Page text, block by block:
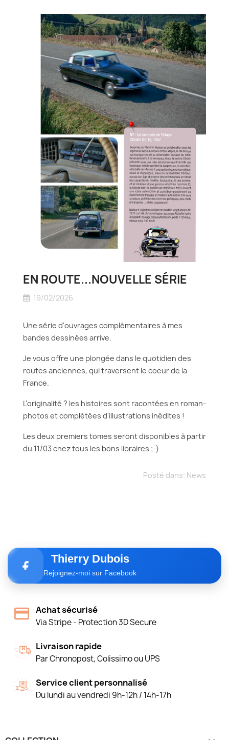
EN ROUTE...NOUVELLE SÉRIE
19/02/2026
Une série d'ouvrages complémentaires à mes
bandes dessinées arrive.
Je vous offre une plongée dans le quotidien des
routes anciennes, qui traversent le coeur de la
France.
L'originalité ? les histoires sont racontées en roman-
photos et complétées d'illustrations inédites !
Les deux premiers tomes seront disponibles à partir
du 11/03 chez tous les bons libraires ;-)
Posté dans: News
Thierry Dubois
Rejoignez-moi sur Facebook
Achat sécurisé
Via Stripe - Protection 3D Secure
Livraison rapide
Par Chronopost, Colissimo ou UPS
Service client personnalisé
Du lundi au vendredi 9h-12h / 14h-17h